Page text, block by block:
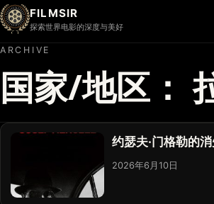
FILMSIR
探索世界电影的深度与美好
ARCHIVE
国家/地区：
约瑟夫·门格勒的
2026年6月10日